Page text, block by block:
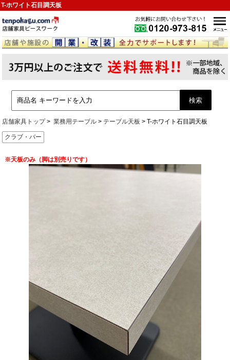
T-ホワイト石目調天板
店舗家具トップ 業務用テーブル テーブル天板 T-ホワイト石目調天板
クラブ・バー
※天板のみ（脚は別売りです）